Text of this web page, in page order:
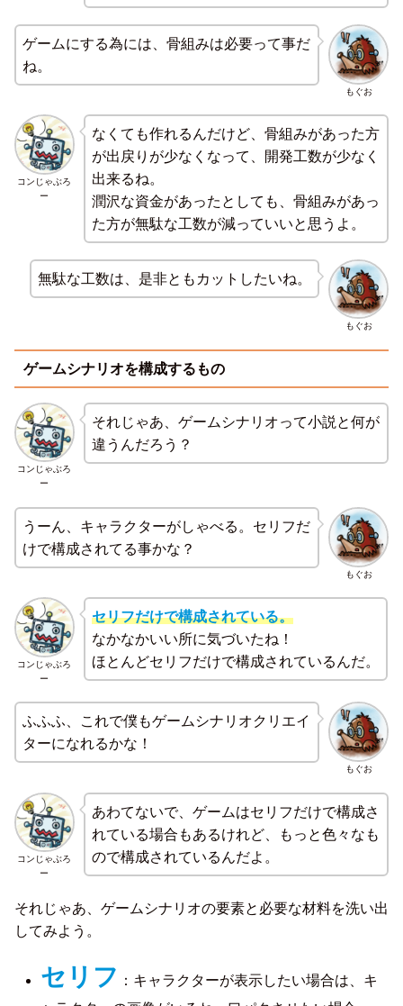
もぐお
ゲームにする為には、骨組みは必要って事だ
ね。
コンじゃぶろ
ー
なくても作れるんだけど、骨組みがあった方
が出戻りが少なくなって、開発工数が少なく
出来るね。
潤沢な資金があったとしても、骨組みがあっ
た方が無駄な工数が減っていいと思うよ。
もぐお
無駄な工数は、是非ともカットしたいね。
ゲームシナリオを構成するもの
コンじゃぶろ
ー
それじゃあ、ゲームシナリオって小説と何が
違うんだろう？
もぐお
うーん、キャラクターがしゃべる。セリフだ
けで構成されてる事かな？
コンじゃぶろ
ー
セリフだけで構成されている。
なかなかいい所に気づいたね！
ほとんどセリフだけで構成されているんだ。
もぐお
ふふふ、これで僕もゲームシナリオクリエイ
ターになれるかな！
コンじゃぶろ
ー
あわてないで、ゲームはセリフだけで構成さ
れている場合もあるけれど、もっと色々なも
ので構成されているんだよ。
それじゃあ、ゲームシナリオの要素と必要な材料を洗い出
してみよう。
セリフ ：キャラクターが表示したい場合は、キ